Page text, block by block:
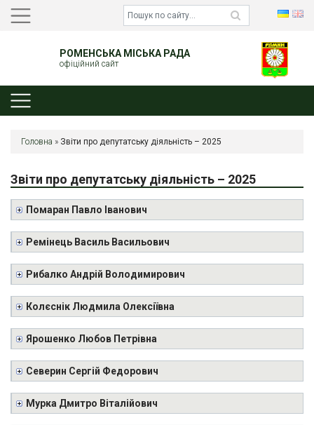
РОМЕНСЬКА МІСЬКА РАДА
офіційний сайт
Головна » Звіти про депутатську діяльність – 2025
Звіти про депутатську діяльність – 2025
Помаран Павло Іванович
Ремінець Василь Васильович
Рибалко Андрій Володимирович
Колєснік Людмила Олексіївна
Ярошенко Любов Петрівна
Северин Сергій Федорович
Мурка Дмитро Віталійович